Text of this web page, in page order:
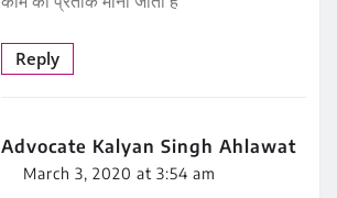
Reply
Advocate Kalyan Singh Ahlawat
March 3, 2020 at 3:54 am